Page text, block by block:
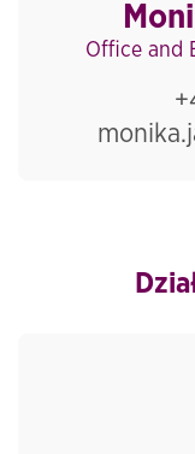
Office and